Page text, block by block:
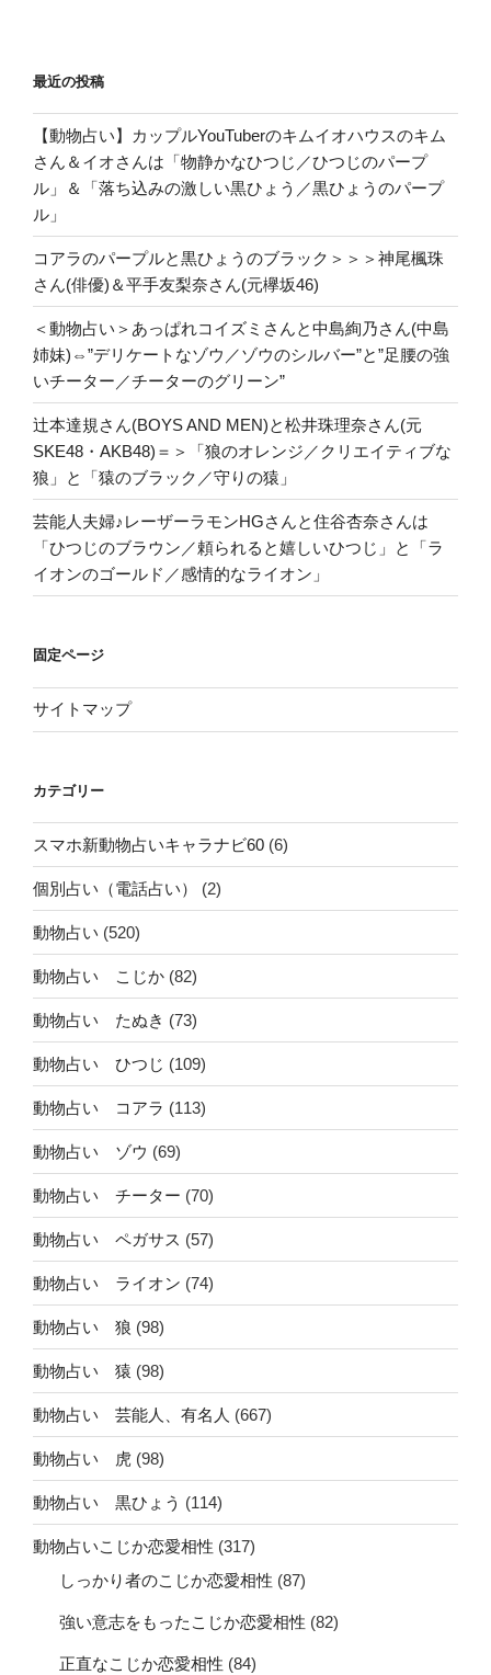
最近の投稿
【動物占い】カップルYouTuberのキムイオハウスのキム
さん＆イオさんは「物静かなひつじ／ひつじのパープ
ル」＆「落ち込みの激しい黒ひょう／黒ひょうのパープ
ル」
コアラのパープルと黒ひょうのブラック＞＞＞神尾楓珠
さん(俳優)＆平手友梨奈さん(元欅坂46)
＜動物占い＞あっぱれコイズミさんと中島絢乃さん(中島
姉妹)⇔”デリケートなゾウ／ゾウのシルバー”と”足腰の強
いチーター／チーターのグリーン”
辻本達規さん(BOYS AND MEN)と松井珠理奈さん(元
SKE48・AKB48)＝＞「狼のオレンジ／クリエイティブな
狼」と「猿のブラック／守りの猿」
芸能人夫婦♪レーザーラモンHGさんと住谷杏奈さんは
「ひつじのブラウン／頼られると嬉しいひつじ」と「ラ
イオンのゴールド／感情的なライオン」
固定ページ
サイトマップ
カテゴリー
スマホ新動物占いキャラナビ60 (6)
個別占い（電話占い） (2)
動物占い (520)
動物占い こじか (82)
動物占い たぬき (73)
動物占い ひつじ (109)
動物占い コアラ (113)
動物占い ゾウ (69)
動物占い チーター (70)
動物占い ペガサス (57)
動物占い ライオン (74)
動物占い 狼 (98)
動物占い 猿 (98)
動物占い 芸能人、有名人 (667)
動物占い 虎 (98)
動物占い 黒ひょう (114)
動物占いこじか恋愛相性 (317)
しっかり者のこじか恋愛相性 (87)
強い意志をもったこじか恋愛相性 (82)
正直なこじか恋愛相性 (84)